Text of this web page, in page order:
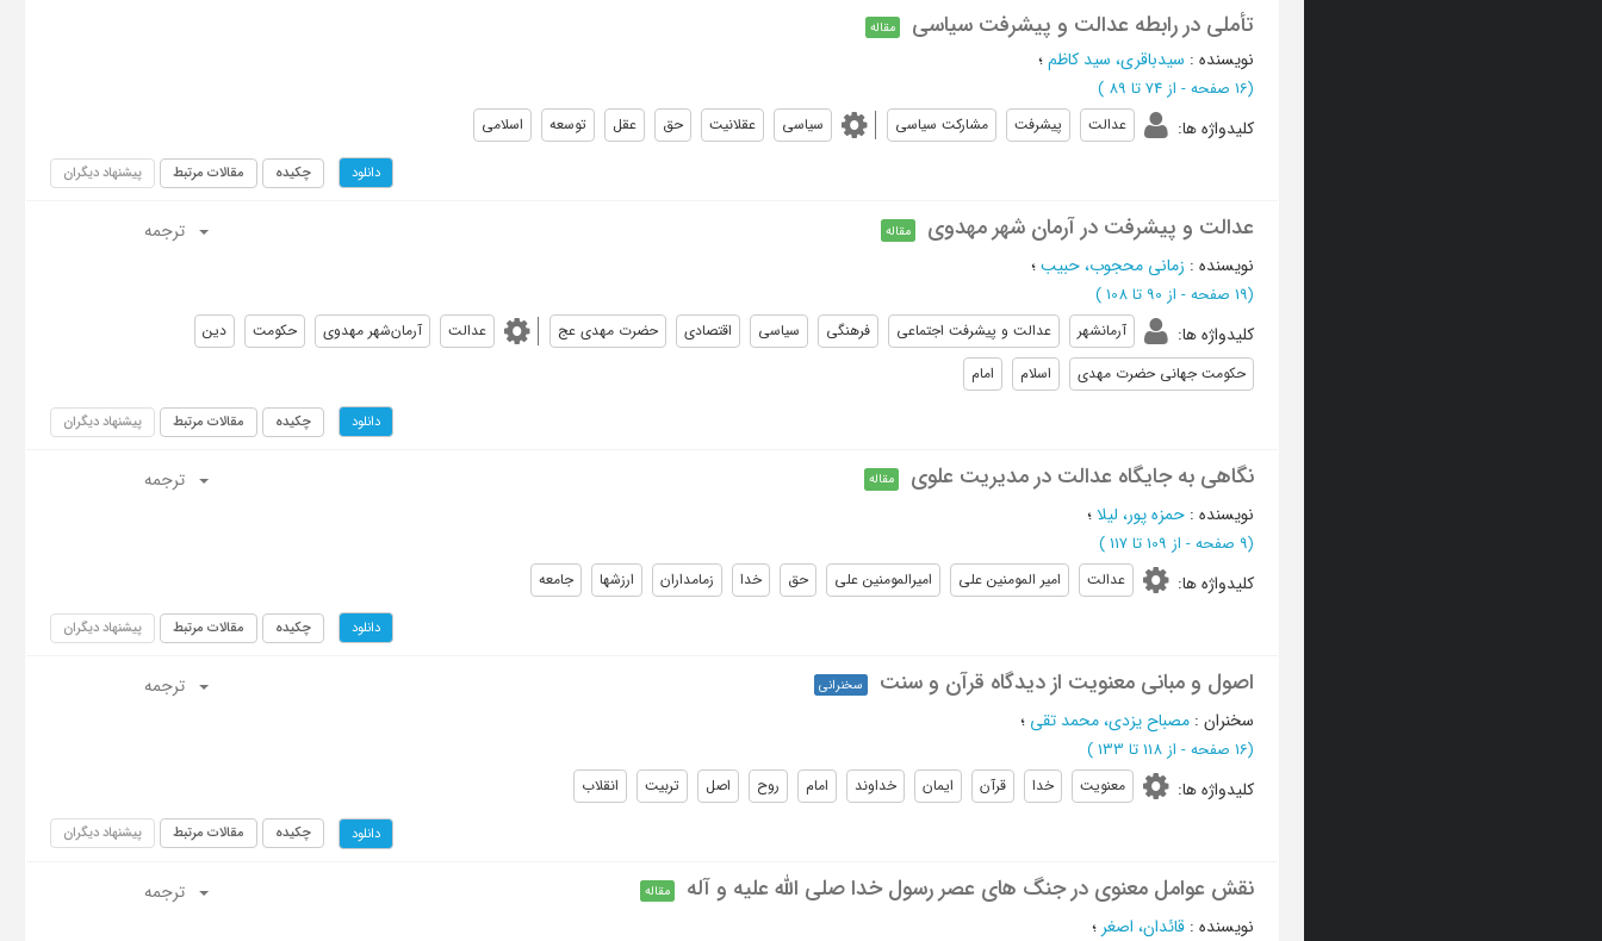
تأملی در رابطه عدالت و پیشرفت سیاسی مقاله
نویسنده : سیدباقری، سید کاظم؛
(‎16 صفحه - از 74 تا 89 )
کلیدواژه ها: عدالت پيشرفت مشاركت سياسى سیاسی عقلانیت حق عقل توسعه اسلامی
دانلود چکیده مقالات مرتبط پیشنهاد دیگران
عدالت و پیشرفت در آرمان شهر مهدوی مقاله
ترجمه
نویسنده : زمانی محجوب، حبیب؛
(‎19 صفحه - از 90 تا 108 )
کلیدواژه ها: آرمانشهر عدالت و پيشرفت اجتماعى فرهنگى سياسى اقتصادى حضرت مهدى عج عدالت آرمان‌شهر مهدوی حکومت
دین
حکومت جهانی حضرت مهدی
اسلام امام
دانلود چکیده مقالات مرتبط پیشنهاد دیگران
نگاهی به جایگاه عدالت در مدیریت علوی مقاله
ترجمه
نویسنده : حمزه پور، لیلا؛
(‎9 صفحه - از 109 تا 117 )
کلیدواژه ها: عدالت امیر المومنین علی امیرالمومنین علی حق خدا زمامداران ارزشها جامعه
دانلود چکیده مقالات مرتبط پیشنهاد دیگران
اصول و مبانی معنویت از دیدگاه قرآن و سنت سخنرانی
ترجمه
سخنران : مصباح یزدی، محمد تقی ؛
(‎16 صفحه - از 118 تا 133 )
کلیدواژه ها: معنویت خدا قرآن ایمان خداوند امام روح اصل تربیت انقلاب
دانلود چکیده مقالات مرتبط پیشنهاد دیگران
نقش عوامل معنوی در جنگ های عصر رسول خدا صلی الله علیه و آله مقاله
ترجمه
نویسنده : قائدان، اصغر ؛